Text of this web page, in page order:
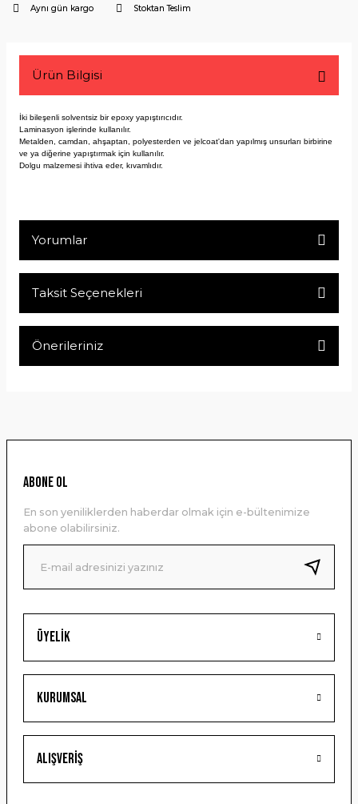
Aynı gün kargo Stoktan Teslim
Ürün Bilgisi
İki bileşenli solventsiz bir epoxy yapıştırıcıdır.
Laminasyon işlerinde kullanılır.
Metalden, camdan, ahşaptan, polyesterden ve jelcoat'dan yapılmış unsurları birbirine
ve ya diğerine yapıştırmak için kullanılır.
Dolgu malzemesi ihtiva eder, kıvamlıdır.
Yorumlar
Taksit Seçenekleri
Önerileriniz
Ürün resmi kalitesiz, bozuk veya görüntülenemiyor.
Ürün bilgilerinde hatalar bulunuyor.
Ürün fiyatı diğer sitelerden daha pahalı.
Bu ürüne benzer farklı alternatifler olmalı.
Gönder
Üyelik
Kurumsal
Alışveriş
ABONE OL
En son yeniliklerden haberdar olmak için e-bültenimize
abone olabilirsiniz.